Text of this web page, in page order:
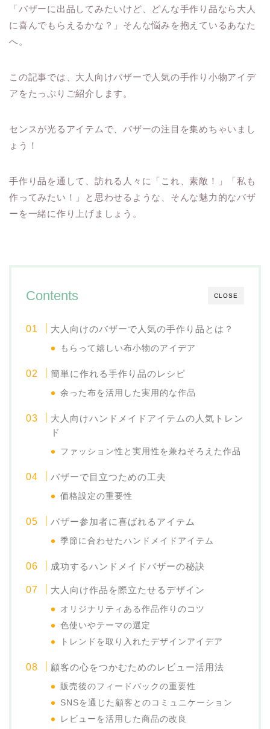
「バザーに出品してみたいけど、どんな手作り品なら大人
に喜んでもらえるかな？」そんな悩みを抱えているあなた
へ。
この記事では、大人向けバザーで人気の手作り小物アイデ
アをたっぷりご紹介します。
センスが光るアイテムで、バザーの注目を集めちゃいまし
ょう！
手作り品を通して、訪れる人々に「これ、素敵！」「私も
作ってみたい！」と思わせるような、そんな魅力的なバザ
ーを一緒に作り上げましょう。
CLOSE
Contents
大人向けのバザーで人気の手作り品とは？
もらって嬉しい布小物のアイデア
簡単に作れる手作り品のレシピ
余った布を活用した実用的な作品
大人向けハンドメイドアイテムの人気トレン
ド
ファッション性と実用性を兼ねそろえた作品
バザーで目立つための工夫
価格設定の重要性
バザー参加者に喜ばれるアイテム
季節に合わせたハンドメイドアイテム
成功するハンドメイドバザーの秘訣
大人向け作品を際立たせるデザイン
オリジナリティある作品作りのコツ
色使いやテーマの選定
トレンドを取り入れたデザインアイデア
顧客の心をつかむためのレビュー活用法
販売後のフィードバックの重要性
SNSを通じた顧客とのコミュニケーション
レビューを活用した商品の改良